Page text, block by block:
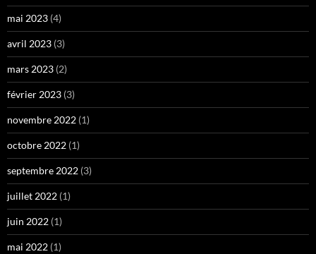
mai 2023 (4)
avril 2023 (3)
mars 2023 (2)
février 2023 (3)
novembre 2022 (1)
octobre 2022 (1)
septembre 2022 (3)
juillet 2022 (1)
juin 2022 (1)
mai 2022 (1)